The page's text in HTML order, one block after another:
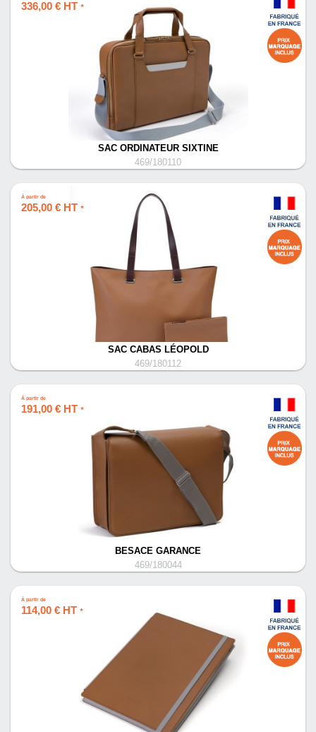
336,00 € HT *
SAC ORDINATEUR SIXTINE
469/180110
À partir de
205,00 € HT *
SAC CABAS LÉOPOLD
469/180112
À partir de
191,00 € HT *
BESACE GARANCE
469/180044
À partir de
114,00 € HT *